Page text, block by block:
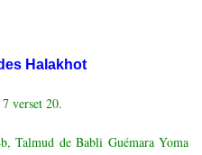
Halakhot
verset 20.
Talmud de Babli Guémara Yoma